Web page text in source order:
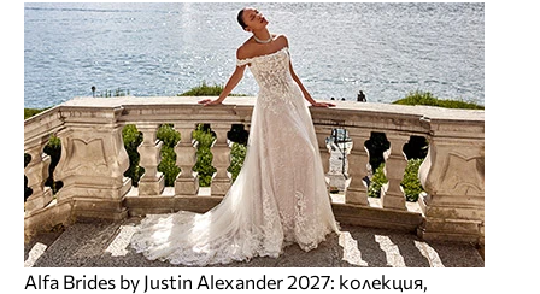
Alfa Brides by Justin Alexander 2027: колекция,